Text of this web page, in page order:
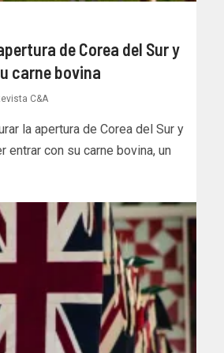
de Corea del Sur y
carne bovina
C&A
la apertura de Corea del Sur y
entrar con su carne bovina, un